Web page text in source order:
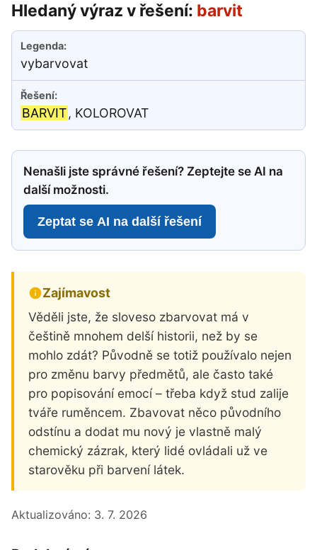
Hledaný výraz v řešení: barvit
vybarvovat
BARVIT, KOLOROVAT
Nenašli jste správné řešení? Zeptejte se AI na
další možnosti.
Zeptat se AI na další řešení
Zajímavost
Věděli jste, že sloveso zbarvovat má v
češtině mnohem delší historii, než by se
mohlo zdát? Původně se totiž používalo nejen
pro změnu barvy předmětů, ale často také
pro popisování emocí – třeba když stud zalije
tváře ruměncem. Zbavovat něco původního
odstínu a dodat mu nový je vlastně malý
chemický zázrak, který lidé ovládali už ve
starověku při barvení látek.
Aktualizováno: 3. 7. 2026